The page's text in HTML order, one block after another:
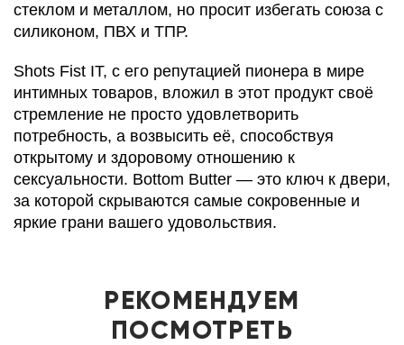
стеклом и металлом, но просит избегать союза с
силиконом, ПВХ и ТПР.
Shots Fist IT, с его репутацией пионера в мире
интимных товаров, вложил в этот продукт своё
стремление не просто удовлетворить
потребность, а возвысить её, способствуя
открытому и здоровому отношению к
сексуальности. Bottom Butter — это ключ к двери,
за которой скрываются самые сокровенные и
яркие грани вашего удовольствия.
РЕКОМЕНДУЕМ
ПОСМОТРЕТЬ